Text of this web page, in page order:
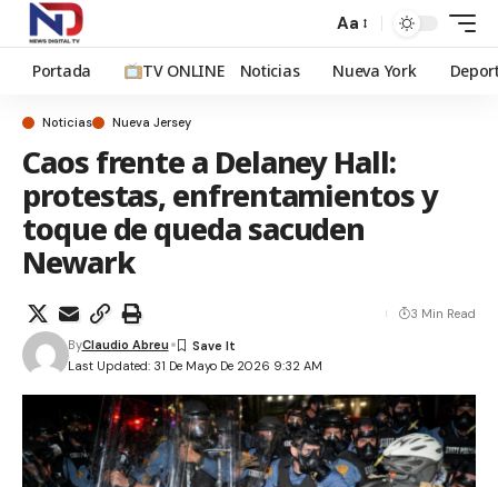
Aa
Portada TV ONLINE Noticias Nueva York
Noticias Nueva Jersey
Caos frente a Delaney Hall:
protestas, enfrentamientos y
toque de queda sacuden
Newark
Last Updated: 31 De Mayo De 2026 9:32 AM
ByClaudio Abreu
3 Min Read